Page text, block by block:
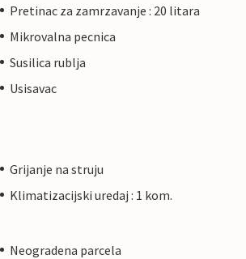
Pretinac za zamrzavanje : 20 litara
Mikrovalna pecnica
Susilica rublja
Usisavac
Grijanje na struju
Klimatizacijski uredaj : 1 kom.
Neogradena parcela